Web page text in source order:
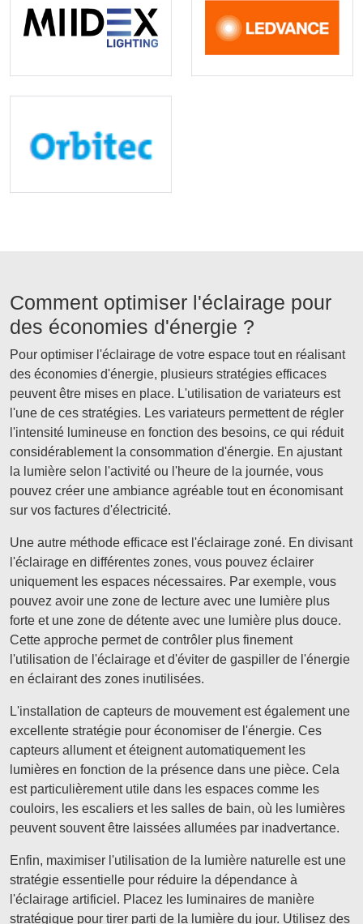
Comment optimiser l'éclairage pour
des économies d'énergie ?
Pour optimiser l'éclairage de votre espace tout en réalisant
des économies d'énergie, plusieurs stratégies efficaces
peuvent être mises en place. L'utilisation de variateurs est
l'une de ces stratégies. Les variateurs permettent de régler
l'intensité lumineuse en fonction des besoins, ce qui réduit
considérablement la consommation d'énergie. En ajustant
la lumière selon l'activité ou l'heure de la journée, vous
pouvez créer une ambiance agréable tout en économisant
sur vos factures d'électricité.
Une autre méthode efficace est l'éclairage zoné. En divisant
l'éclairage en différentes zones, vous pouvez éclairer
uniquement les espaces nécessaires. Par exemple, vous
pouvez avoir une zone de lecture avec une lumière plus
forte et une zone de détente avec une lumière plus douce.
Cette approche permet de contrôler plus finement
l'utilisation de l'éclairage et d'éviter de gaspiller de l'énergie
en éclairant des zones inutilisées.
L'installation de capteurs de mouvement est également une
excellente stratégie pour économiser de l'énergie. Ces
capteurs allument et éteignent automatiquement les
lumières en fonction de la présence dans une pièce. Cela
est particulièrement utile dans les espaces comme les
couloirs, les escaliers et les salles de bain, où les lumières
peuvent souvent être laissées allumées par inadvertance.
Enfin, maximiser l'utilisation de la lumière naturelle est une
stratégie essentielle pour réduire la dépendance à
l'éclairage artificiel. Placez les luminaires de manière
stratégique pour tirer parti de la lumière du jour. Utilisez des